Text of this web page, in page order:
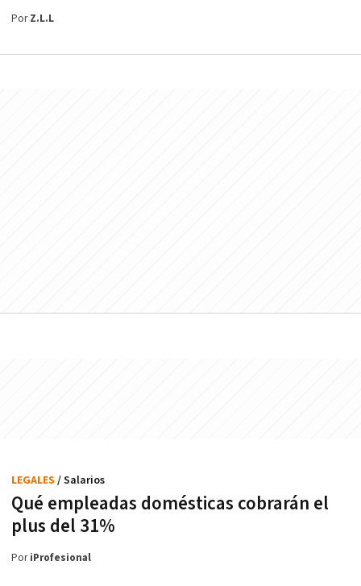
PorZ.L.L
Qué empleadas domésticas cobrarán el
plus del 31%
LEGALES / Salarios
PoriProfesional